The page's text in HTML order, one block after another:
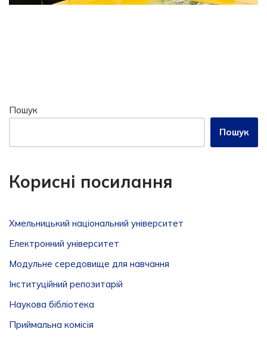
Пошук
Пошук
Корисні посилання
Хмельницький національний університет
Електронний університет
Модульне середовище для навчання
Інституційний репозитарій
Наукова бібліотека
Приймальна комісія